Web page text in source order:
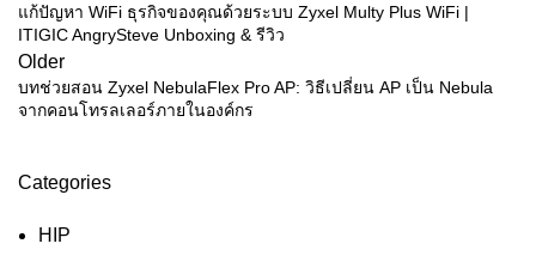
แก้ปัญหา WiFi ธุรกิจของคุณด้วยระบบ Zyxel Multy Plus WiFi |
ITIGIC AngrySteve Unboxing & รีวิว
Older
บทช่วยสอน Zyxel NebulaFlex Pro AP: วิธีเปลี่ยน AP เป็น Nebula
จากคอนโทรลเลอร์ภายในองค์กร
Categories
HIP